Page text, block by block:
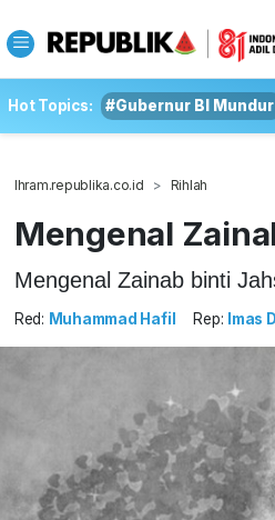
Hot Topics: #Gubernur BI Mundur
Ihram.republika.co.id Rihlah
Mengenal
Mengenal Zainab binti
Red: Muhammad Hafil Rep: Imas